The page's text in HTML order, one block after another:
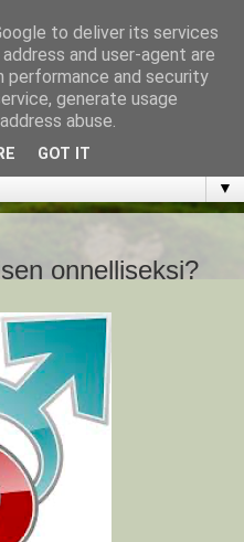
tilaisuuden muuttaa
▼
onnelliseksi?
to deliver its services
and user-agent are
performance and security
generate usage
abuse.
GOT IT